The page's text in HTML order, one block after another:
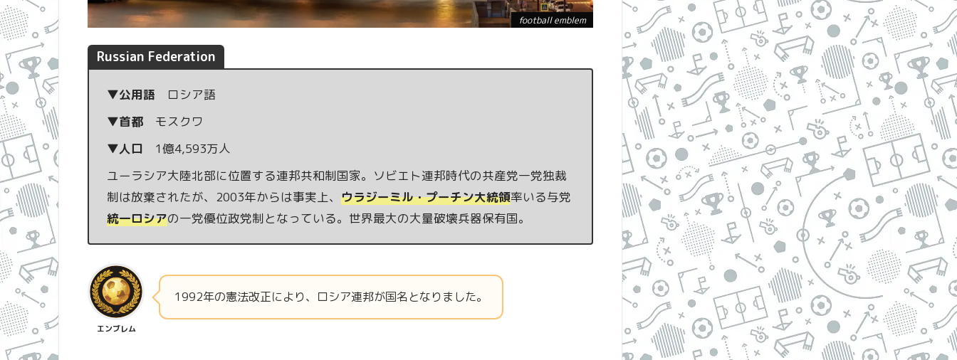
football emblem
Russian Federation
▼公用語 ロシア語
▼首都モスクワ
▼人口 1億4,593万人
ユーラシア大陸北部に位置する連邦共和制国家。ソビエト連邦時代の共産党一党独裁
制は放棄されたが、2003年からは事実上、 ウラジーミル・プーチン大統領率いる与党
統一ロシアの一党優位政党制となっている。世界最大の大量破壊兵器保有国。
エンブレム
1992年の憲法改正により、ロシア連邦が国名となりました。